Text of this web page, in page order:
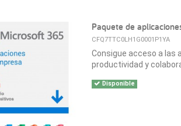
Paquete de
CFQ7TTC0LH1G0001P1YA
Consigue acceso a las
productividad y
Disponible